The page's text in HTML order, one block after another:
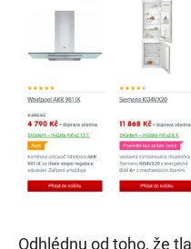
Odhlédnu od toho, že